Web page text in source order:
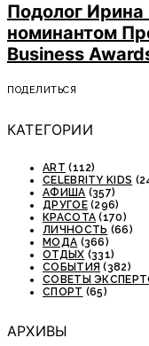
Подолог
номинантом
Business
ПОДЕЛИТЬСЯ
КАТЕГОРИИ
ART (112)
CELEBRITY KIDS
АФИША (357)
ДРУГОЕ(296)
КРАСОТА (170)
ЛИЧНОСТЬ (66)
МОДА (366)
ОТДЫХ (331)
СОБЫТИЯ (382)
СОВЕТЫ
СПОРТ (65)
АРХИВЫ